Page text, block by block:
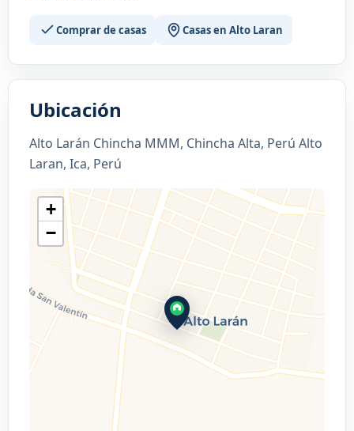
Comprar de casas Casas en Alto Laran
Ubicación
Alto Larán Chincha MMM, Chincha Alta, Perú Alto
Laran, Ica, Perú
+
−